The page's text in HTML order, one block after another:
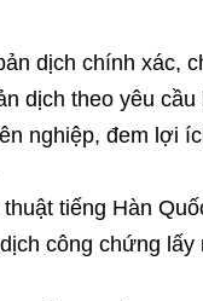
dịch chính xác,
dịch theo yêu cầu
nghiệp, đem lợi
tiếng Hàn
công chứng lấy